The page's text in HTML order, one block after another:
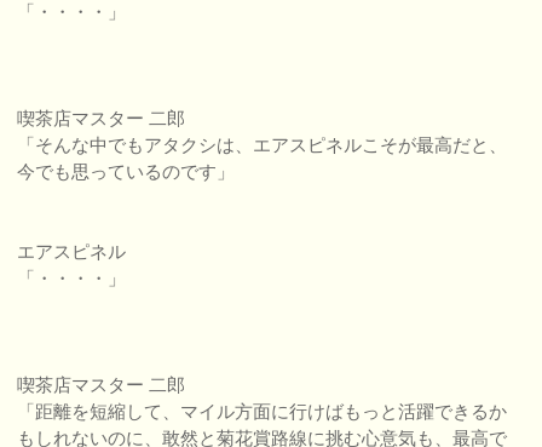
「・・・・」
喫茶店マスター 二郎
「そんな中でもアタクシは、エアスピネルこそが最高だと、
今でも思っているのです」
エアスピネル
「・・・・」
喫茶店マスター 二郎
「距離を短縮して、マイル方面に行けばもっと活躍できるか
もしれないのに、敢然と菊花賞路線に挑む心意気も、最高で